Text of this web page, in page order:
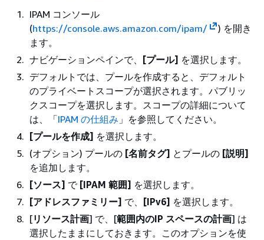
IPAM コンソール
(https://console.aws.amazon.com/ipam/
) を開き
ます。
ナビゲーションペインで、 [プール] を選択します。
デフォルトでは、プールを作成すると、デフォルト
のプライベートスコープが選択されます。パブリッ
クスコープを選択します。スコープの詳細について
は、「IPAM の仕組み 」を参照してください。
[プールを作成] を選択します。
(オプション) プールの [名前タグ] とプールの [説明]
を追加します。
[ソース] で [IPAM 範囲] を選択します。
[アドレスファミリー] で、 [IPv6] を選択します。
[リソース計画] で、[範囲内のIP スペースの計画] は
選択したままにしておきます。このオプションを使